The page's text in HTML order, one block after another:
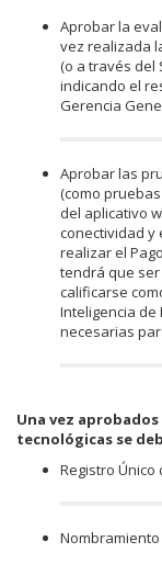
Aprobar la
vez realizada
(o a través del
indicando el
Gerencia
Aprobar las
(como
del aplicativo
conectividad y
realizar el
tendrá que
calificarse
Inteligencia de
necesarias
Una vez
tecnológicas se
Registro Único